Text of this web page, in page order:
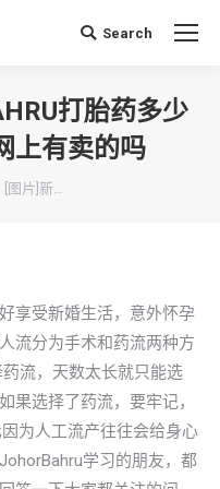
搜 Search
打胎药多少
上有卖的吗
[图片]新…
享受新婚生活，意外怀孕
流分为手术和药流两种方
流，天数太长就只能选
果选择了药流，要牢记，
为人工流产往往会给身心
学习的朋友，都